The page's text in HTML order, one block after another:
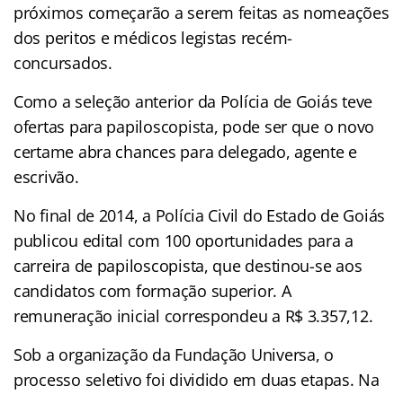
próximos começarão a serem feitas as nomeações
dos peritos e médicos legistas recém-
concursados.
Como a seleção anterior da Polícia de Goiás teve
ofertas para papiloscopista, pode ser que o novo
certame abra chances para delegado, agente e
escrivão.
No final de 2014, a Polícia Civil do Estado de Goiás
publicou edital com 100 oportunidades para a
carreira de papiloscopista, que destinou-se aos
candidatos com formação superior. A
remuneração inicial correspondeu a R$ 3.357,12.
Sob a organização da Fundação Universa, o
processo seletivo foi dividido em duas etapas. Na